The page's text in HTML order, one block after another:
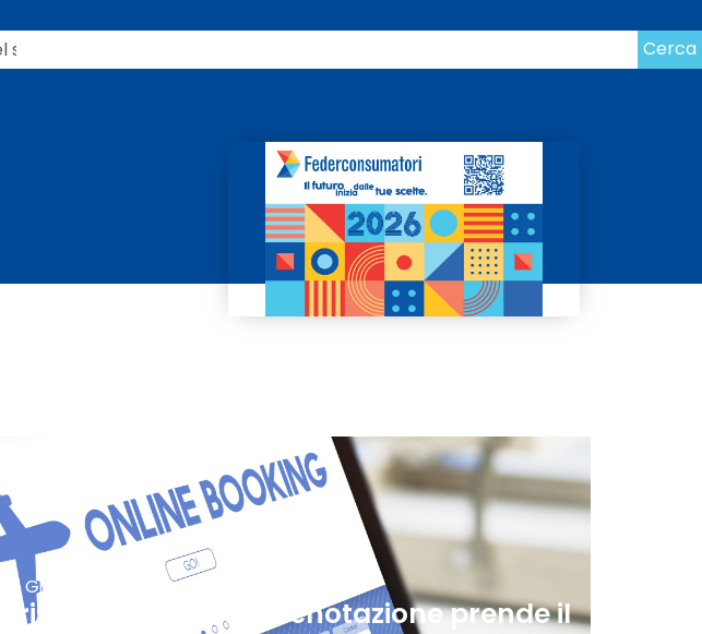
Cerca
17 Giugno, 2025
Turismo: quando la prenotazione prende il